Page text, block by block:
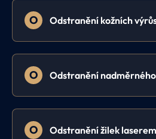
O Odstranění kožních
O Odstranění
O Odstranění žilek laserem